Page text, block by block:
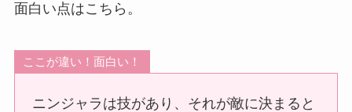
面白い点はこちら。
ここが違い！面白い！
ニンジャラは技があり、それが敵に決まると